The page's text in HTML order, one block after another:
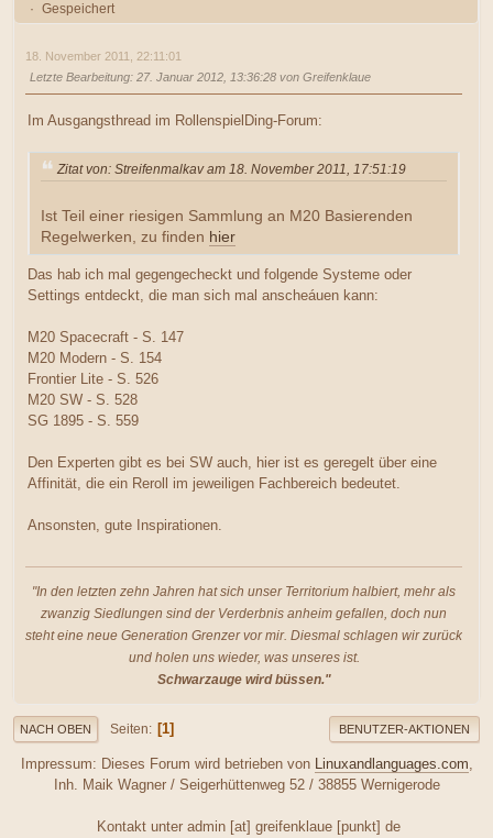
Gespeichert
18. November 2011, 22:11:01
Letzte Bearbeitung: 27. Januar 2012, 13:36:28 von Greifenklaue
Im Ausgangsthread im RollenspielDing-Forum:
Zitat von: Streifenmalkav am 18. November 2011, 17:51:19
Ist Teil einer riesigen Sammlung an M20 Basierenden
Regelwerken, zu finden hier
Das hab ich mal gegengecheckt und folgende Systeme oder
Settings entdeckt, die man sich mal anscheáuen kann:
M20 Spacecraft - S. 147
M20 Modern - S. 154
Frontier Lite - S. 526
M20 SW - S. 528
SG 1895 - S. 559
Den Experten gibt es bei SW auch, hier ist es geregelt über eine
Affinität, die ein Reroll im jeweiligen Fachbereich bedeutet.
Ansonsten, gute Inspirationen.
"In den letzten zehn Jahren hat sich unser Territorium halbiert, mehr als
zwanzig Siedlungen sind der Verderbnis anheim gefallen, doch nun
steht eine neue Generation Grenzer vor mir. Diesmal schlagen wir zurück
und holen uns wieder, was unseres ist.
Schwarzauge wird büssen."
NACH OBEN Seiten 1 BENUTZER-AKTIONEN
Impressum: Dieses Forum wird betrieben von Linuxandlanguages.com,
Inh. Maik Wagner / Seigerhüttenweg 52 / 38855 Wernigerode
Kontakt unter admin [at] greifenklaue [punkt] de